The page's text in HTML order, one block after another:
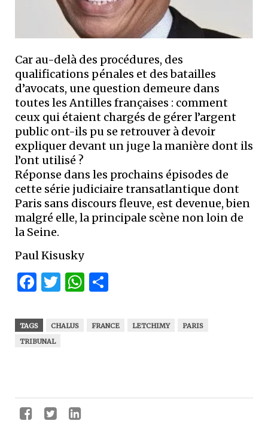
Car au-delà des procédures, des
qualifications pénales et des batailles
d’avocats, une question demeure dans
toutes les Antilles françaises : comment
ceux qui étaient chargés de gérer l’argent
public ont-ils pu se retrouver à devoir
expliquer devant un juge la manière dont ils
l’ont utilisé ?
Réponse dans les prochains épisodes de
cette série judiciaire transatlantique dont
Paris sans discours fleuve, est devenue, bien
malgré elle, la principale scène non loin de
la Seine.
Paul Kisusky
Facebook
Twitter
WhatsApp
TAGS CHALUS FRANCE LETCHIMY
PARIS
TRIBUNAL